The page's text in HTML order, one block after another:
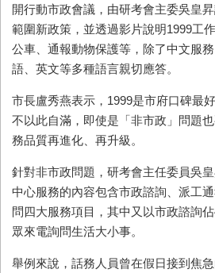
開行動市政會議，由研考會主委吳皇
範圍新政策，並透過影片說明1999工
公車、通報動物保護等，除了中文服
語、英文等多種語言親切應答。
市長盧秀燕表示，1999是市府口碑最
不以此自滿，即使是「非市政」問題
務品質再進化、再升級。
針對非市政問題，研考會主任委員吳
中心服務的內容包含市政諮詢、派工
問四大服務項目，其中又以市政諮詢
眾來電詢問生活大小事。
舉例來說，話務人員曾在假日接到焦